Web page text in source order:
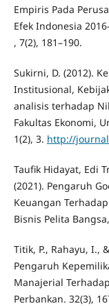
Empiris Pada
Efek Indonesia
, 7(2), 181–190.
Sukirni, D. (2012).
Institusional,
analisis terhadap
Fakultas Ekonomi,
1(2), 3. http://
Taufik Hidayat, Edi
(2021). Pengaruh
Keuangan
Bisnis Pelita
Titik, P., Rahayu, I.,
Pengaruh
Manajerial
Perbankan. 32(3),